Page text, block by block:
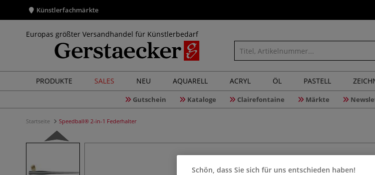
Künstlerfachmärkte
Europas größter Versandhandel für Künstlerbedarf
PRODUKTE SALES NEU AQUARELL ACRYL ÖL PASTELL
Gutschein Kataloge Clairefontaine Märkte
Startseite Speedball® 2-in-1 Federhalter
Schön, dass Sie sich für uns entschieden haben!